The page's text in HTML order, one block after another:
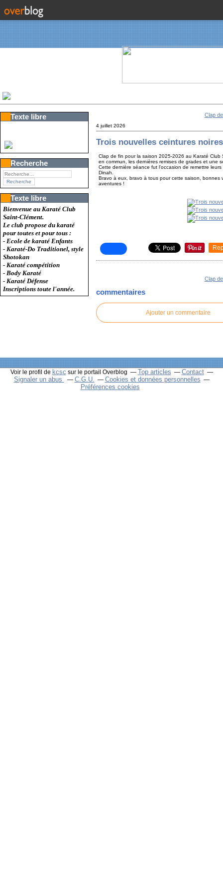
Texte libre
Recherche
Texte libre
Bienvenue au Karaté Club
Saint-Clément.
Le club propose du karaté
pour toutes et pour tous :
- Ecole de karaté Enfants
- Karaté-Do Traditionel, style
Shotokan
- Karaté compétition
- Body Karaté
- Karaté Défense
Inscriptions toute l'année.
Clap
4 juillet 2026
Trois nouvelles ceintures
Clap de fin pour la saison 2025-2026 au Karaté
en commun, les dernières remises de grades et une
Cette dernière séance fut l'occasion de remettre
Dinah.
Bravo à eux, bravo à tous pour cette saison,
aventures !
Clap
commentaires
Ajouter un commentaire
Voir le profil de kcsc sur le portail Overblog Top articles
Contact
Signaler un abus
C.G.U.
Cookies et données personnelles
Préférences cookies